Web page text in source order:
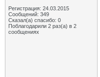
Регистрация: 24.03.2015
Сообщений: 349
Сказал(а) спасибо: 0
Поблагодарили 2 раз(а) в 2
сообщениях